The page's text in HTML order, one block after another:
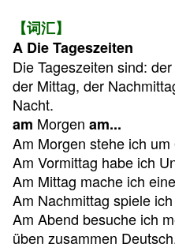
【词汇】
A Die Tageszeiten
Die Tageszeiten sind:
der Mittag, der
Nacht.
am Morgen am...
Am Morgen stehe ich
Am Vormittag habe ich
Am Mittag mache ich
Am Nachmittag spiele
Am Abend besuche ich
üben zusammen